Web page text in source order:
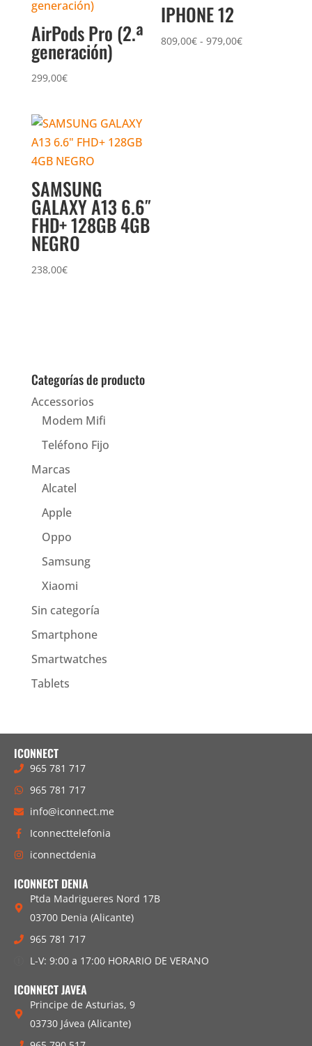
AirPods Pro (2.ª
generación)
299,00€
IPHONE 12
809,00€ - 979,00€
SAMSUNG
GALAXY A13 6.6″
FHD+ 128GB 4GB
NEGRO
238,00€
Categorías de producto
Accessorios
Modem Mifi
Teléfono Fijo
Marcas
Alcatel
Apple
Oppo
Samsung
Xiaomi
Sin categoría
Smartphone
Smartwatches
Tablets
ICONNECT
965 781 717
965 781 717
info@iconnect.me
Iconnecttelefonia
iconnectdenia
ICONNECT DENIA
Ptda Madrigueres Nord 17B
03700 Denia (Alicante)
965 781 717
L-V: 9:00 a 17:00 HORARIO DE VERANO
ICONNECT JAVEA
Principe de Asturias, 9
03730 Jávea (Alicante)